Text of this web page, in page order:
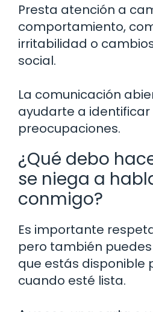
Presta atención a
comportamiento,
irritabilidad o
social.
La comunicación
ayudarte a identificar
preocupaciones.
¿Qué debo
se niega a
conmigo?
Es importante
pero también
que estás disponible
cuando esté lista.